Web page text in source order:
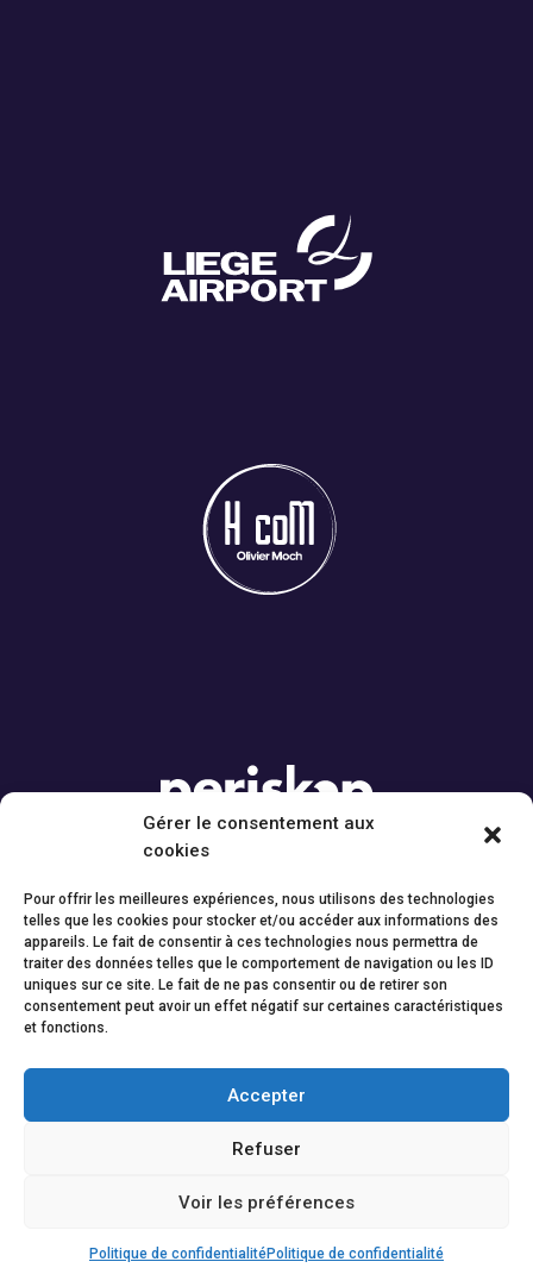
Gérer le consentement aux
cookies
Pour offrir les meilleures expériences, nous utilisons des technologies
telles que les cookies pour stocker et/ou accéder aux informations des
appareils. Le fait de consentir à ces technologies nous permettra de
traiter des données telles que le comportement de navigation ou les ID
uniques sur ce site. Le fait de ne pas consentir ou de retirer son
consentement peut avoir un effet négatif sur certaines caractéristiques
et fonctions.
Accepter
Refuser
Voir les préférences
Politique de confidentialitéPolitique de confidentialité